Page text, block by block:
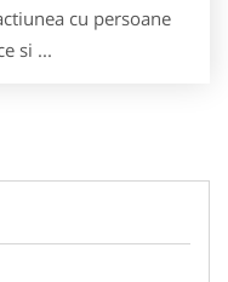
cu persoane
si ...